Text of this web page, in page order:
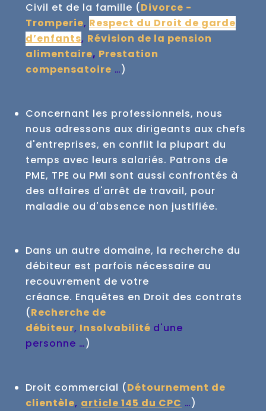
Civil et de la famille (Divorce -
Tromperie, Respect du Droit de garde
d’enfants, Révision de la pension
alimentaire, Prestation
compensatoire …)
Concernant les professionnels, nous
nous adressons aux dirigeants aux chefs
d'entreprises, en conflit la plupart du
temps avec leurs salariés. Patrons de
PME, TPE ou PMI sont aussi confrontés à
des affaires d'arrêt de travail, pour
maladie ou d'absence non justifiée.
Dans un autre domaine, la recherche du
débiteur est parfois nécessaire au
recouvrement de votre
créance. Enquêtes en Droit des contrats
(Recherche de
débiteur, Insolvabilité d'une
personne …)
Droit commercial (Détournement de
clientèle, article 145 du CPC …)